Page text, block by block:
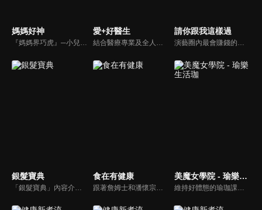
媽媽好神
『媽媽界巧虎』─小兒科醫師黃瑽寧，『國民媽媽』─鍾欣凌，兩人領軍擁有十八般武藝的好神媽媽團，為全台媽媽們發聲，所有育兒新知，家庭秘辛，全家大小健康，都會在《媽媽好神》一一解惑！
愛+好醫生
結合醫療專業及全人關懷的新型態節目，主持人黃瑽寧醫師親訪家庭，跨領域醫療顧問團全方位檢視，提供最完整、實用和正確的資訊來守護孩子的健康。
請你跟我這樣過
演藝圈內最會賺錢的侯昌明，以親身經歷教你理財；採訪經歷豐沛的黃文華，把所見所聞通通報你哉。不論是理財知識、兩性問題、生活資訊，完全貼近市井小民的所需所求，保證讓你生活過更好！
銀髮寶典
「銀髮寶典」內容介紹銀髮族相關的醫療知識，讓爺爺奶奶們能了解銀髮族常見的疾病、或是身體常遇到的問題，並邀請專業的醫師上節目解答，詳細深入且淺顯易懂的方式講述給各位爺爺奶奶們。為銀髮族的身體健康預防把關，讓爺爺奶奶能有一個樂活的退休生活。
食在有健康
跟著詹姆士和潘懷宗博士就能輕鬆學料理！只是品嚐美食之餘，身體健康也要懂得把關，每集都會傳授生活健康資訊，破除一般飲食迷思，讓大家吃得美味、活得健康！
美魔女學院 - 瑜樂生活珈
維持好體態的瑜珈課程，有著豐富的瑜珈姿勢，伸展筋骨舒緩全身疲勞，緊緻肌肉線條，不只能雕塑美美的身材也能夠讓身心靈都暢快健康，跟上我們的腳步一起踏上瑜樂生活珈，輕鬆好上手，快樂享瘦！